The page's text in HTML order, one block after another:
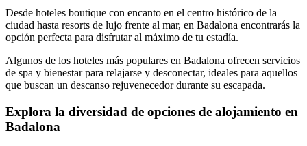
Desde hoteles boutique con encanto en el centro histórico de la
ciudad hasta resorts de lujo frente al mar, en Badalona encontrarás la
opción perfecta para disfrutar al máximo de tu estadía.
Algunos de los hoteles más populares en Badalona ofrecen servicios
de spa y bienestar para relajarse y desconectar, ideales para aquellos
que buscan un descanso rejuvenecedor durante su escapada.
Explora la diversidad de opciones de alojamiento en
Badalona